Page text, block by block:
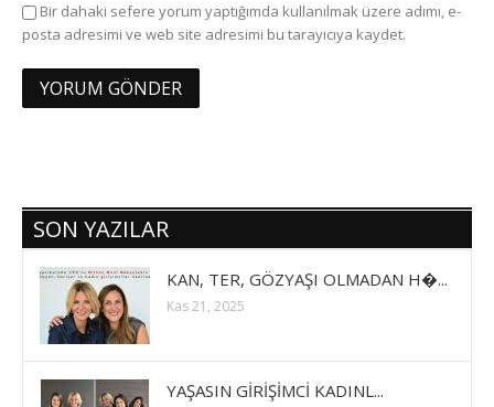
Bir dahaki sefere yorum yaptığımda kullanılmak üzere adımı, e-
posta adresimi ve web site adresimi bu tarayıcıya kaydet.
SON YAZILAR
KAN, TER, GÖZYAŞI OLMADAN H�...
Kas 21, 2025
YAŞASIN GİRİŞİMCİ KADINL...